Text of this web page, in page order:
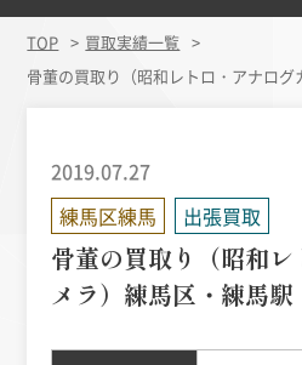
TOP
買取実績一覧
骨董の買取り（昭和レトロ・アナロ
2019.07.27
練馬区練馬
出張買取
骨董の買取り（昭和
メラ）練馬区・練馬駅